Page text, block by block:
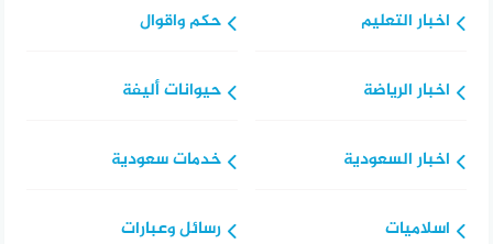
اخبار التعليم
اخبار الرياضة
اخبار السعودية
اسلاميات
حكم واقوال
حيوانات أليفة
خدمات سعودية
رسائل وعبارات